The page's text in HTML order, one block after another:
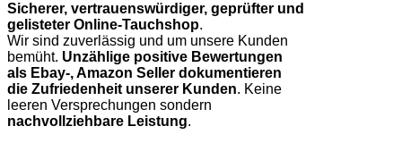
Sicherer, vertrauenswürdiger, geprüfter und
gelisteter Online-Tauchshop.
Wir sind zuverlässig und um unsere Kunden
bemüht. Unzählige positive Bewertungen
als Ebay-, Amazon Seller dokumentieren
die Zufriedenheit unserer Kunden. Keine
leeren Versprechungen sondern
nachvollziehbare Leistung.